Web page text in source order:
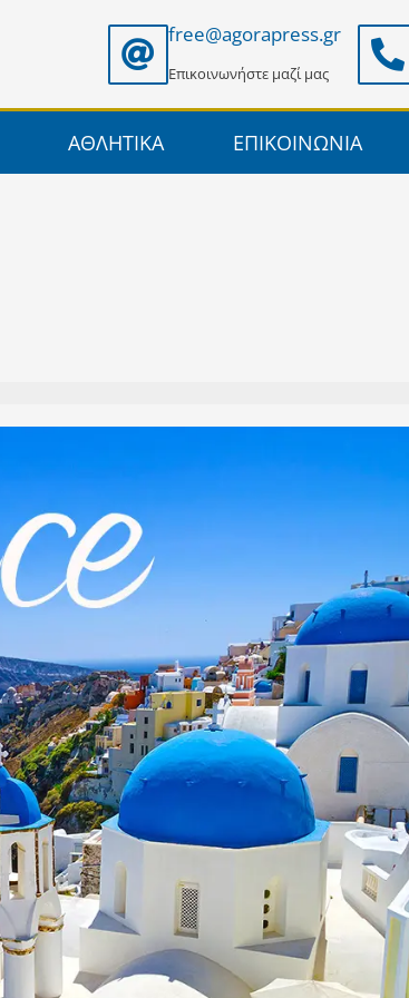
free@agorapress.gr
Επικοινωνήστε μαζί μας
ΑΘΛΗΤΙΚΑ ΕΠΙΚΟΙΝΩΝΙΑ